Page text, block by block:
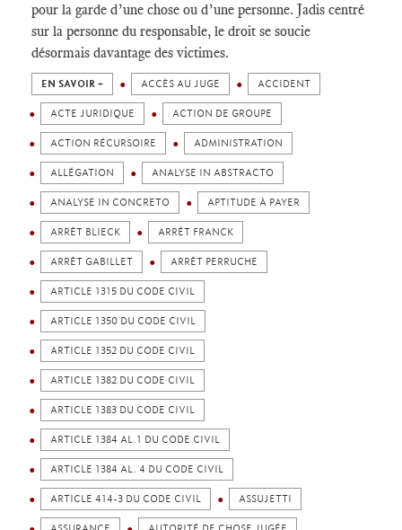
pour la garde d’une chose ou d’une personne. Jadis centré
sur la personne du responsable, le droit se soucie
désormais davantage des victimes.
EN SAVOIR + ACCÈS AU JUGE ACCIDENT
ACTE JURIDIQUE ACTION DE GROUPE
ACTION RÉCURSOIRE ADMINISTRATION
ALLÉGATION ANALYSE IN ABSTRACTO
ANALYSE IN CONCRETO APTITUDE À PAYER
ARRÊT BLIECK ARRÊT FRANCK
ARRÊT GABILLET ARRÊT PERRUCHE
ARTICLE 1315 DU CODE CIVIL
ARTICLE 1350 DU CODE CIVIL
ARTICLE 1352 DU CODE CIVIL
ARTICLE 1382 DU CODE CIVIL
ARTICLE 1383 DU CODE CIVIL
ARTICLE 1384 AL.1 DU CODE CIVIL
ARTICLE 1384 AL. 4 DU CODE CIVIL
ARTICLE 414-3 DU CODE CIVIL ASSUJETTI